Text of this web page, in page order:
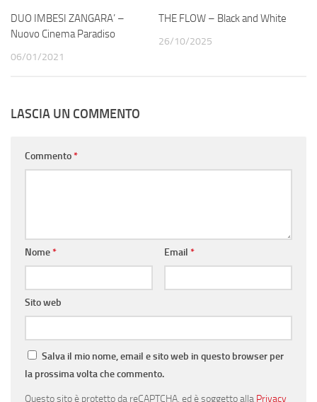
DUO IMBESI ZANGARA’ –
Nuovo Cinema Paradiso
06/01/2021
THE FLOW – Black and White
26/10/2025
LASCIA UN COMMENTO
Commento*
Nome* Email *
Sito web
Salva il mio nome, email e sito web in questo browser per
la prossima volta che commento.
Questo sito è protetto da reCAPTCHA, ed è soggetto alla Privacy